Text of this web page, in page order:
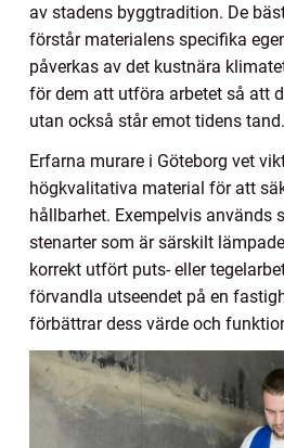
av stadens byggtradition. De
förstår materialens specifika
påverkas av det kustnära
för dem att utföra arbetet så att
utan också står emot tidens tand.
Erfarna murare i Göteborg vet
högkvalitativa material för att
hållbarhet. Exempelvis används
stenarter som är särskilt
korrekt utfört puts- eller
förvandla utseendet på en
förbättrar dess värde och